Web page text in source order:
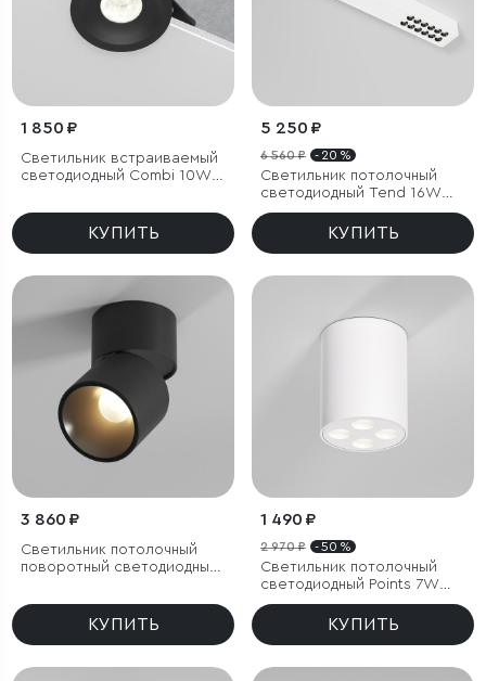
1 850 ₽
Светильник встраиваемый
светодиодный Combi 10W
КУПИТЬ
5 250 ₽
6 560 ₽ - 20 %
Светильник потолочный
светодиодный Tend 16W
4000K белый
КУПИТЬ
3 860 ₽
Светильник потолочный
поворотный светодиодный
КУПИТЬ
1 490 ₽
2 970 ₽ - 50 %
Светильник потолочный
светодиодный Points 7W
4000K белый
КУПИТЬ